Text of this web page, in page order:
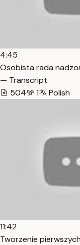
4:45
Osobista rada
— Transcript
504
1 Polish
11:42
Tworzenie